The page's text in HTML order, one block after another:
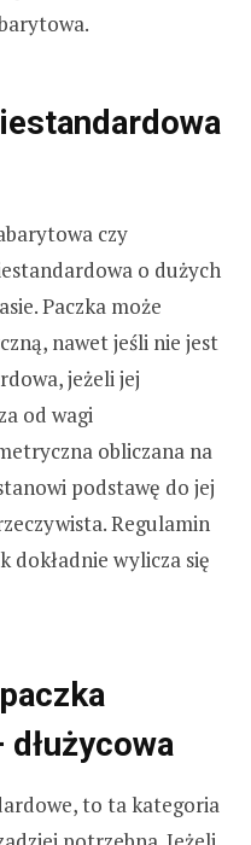
czy
o dużych
Paczka może
nawet jeśli nie jest
jeżeli jej
od wagi
obliczana na
podstawę do jej
Regulamin
dokładnie wylicza się
to ta kategoria